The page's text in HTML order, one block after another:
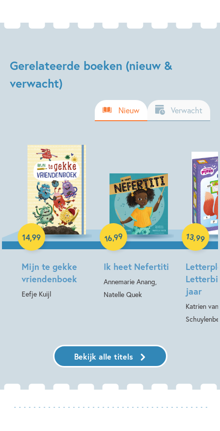
Gerelateerde boeken (nieuw &
verwacht)
Nieuw Verwacht
Mijn te gekke
vriendenboek
Eefje Kuijl
14,99
Hardcover
Ik heet Nefertiti
Annemarie Anang,
Natelle Quek
16,99
Hardcover
jaar
Katrien van
13,99
Spel
Bekijk alle titels